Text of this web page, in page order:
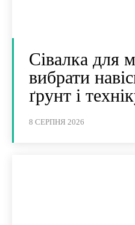
Сівалка для
вибрати
ґрунт і
8 СЕРПНЯ 2026